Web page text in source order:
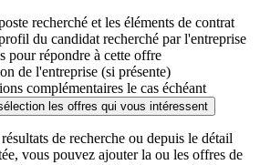
recherché et les éléments de contrat
du candidat recherché par l'entreprise
pour répondre à cette offre
de l'entreprise (si présente)
complémentaires le cas échéant
les offres qui vous intéressent
de recherche ou depuis le détail
vous pouvez ajouter la ou les offres de